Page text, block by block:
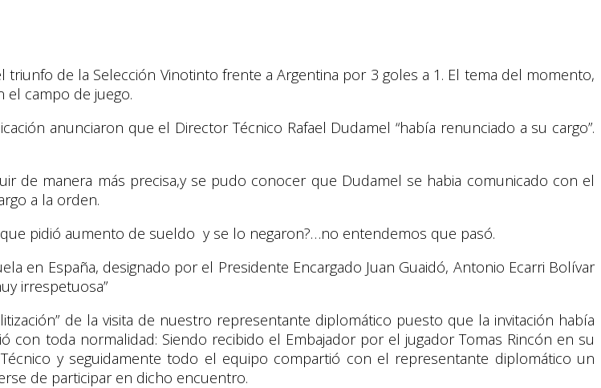
de la Selección Vinotinto frente a Argentina por 3 goles a 1. El tema del momento,
campo de juego.
anunciaron que el Director Técnico Rafael Dudamel “había renunciado a su cargo”.
de manera más precisa,y se pudo conocer que Dudamel se habia comunicado con el
a la orden.
pidió aumento de sueldo y se lo negaron?…no entendemos que pasó.
en España, designado por el Presidente Encargado Juan Guaidó, Antonio Ecarri Bolívar
irrespetuosa”
de la visita de nuestro representante diplomático puesto que la invitación había
con toda normalidad: Siendo recibido el Embajador por el jugador Tomas Rincón en su
y seguidamente todo el equipo compartió con el representante diplomático un
de participar en dicho encuentro.